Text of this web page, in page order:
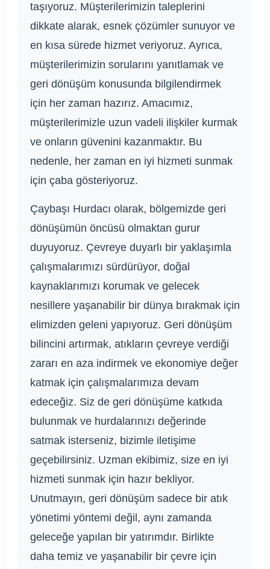
taşıyoruz. Müşterilerimizin taleplerini
dikkate alarak, esnek çözümler sunuyor ve
en kısa sürede hizmet veriyoruz. Ayrıca,
müşterilerimizin sorularını yanıtlamak ve
geri dönüşüm konusunda bilgilendirmek
için her zaman hazırız. Amacımız,
müşterilerimizle uzun vadeli ilişkiler kurmak
ve onların güvenini kazanmaktır. Bu
nedenle, her zaman en iyi hizmeti sunmak
için çaba gösteriyoruz.
Çaybaşı Hurdacı olarak, bölgemizde geri
dönüşümün öncüsü olmaktan gurur
duyuyoruz. Çevreye duyarlı bir yaklaşımla
çalışmalarımızı sürdürüyor, doğal
kaynaklarımızı korumak ve gelecek
nesillere yaşanabilir bir dünya bırakmak için
elimizden geleni yapıyoruz. Geri dönüşüm
bilincini artırmak, atıkların çevreye verdiği
zararı en aza indirmek ve ekonomiye değer
katmak için çalışmalarımıza devam
edeceğiz. Siz de geri dönüşüme katkıda
bulunmak ve hurdalarınızı değerinde
satmak isterseniz, bizimle iletişime
geçebilirsiniz. Uzman ekibimiz, size en iyi
hizmeti sunmak için hazır bekliyor.
Unutmayın, geri dönüşüm sadece bir atık
yönetimi yöntemi değil, aynı zamanda
geleceğe yapılan bir yatırımdır. Birlikte
daha temiz ve yaşanabilir bir çevre için